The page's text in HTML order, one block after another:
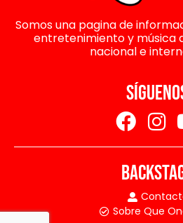
Somos una pagina de
entretenimiento y música
nacional e
Sobre Que